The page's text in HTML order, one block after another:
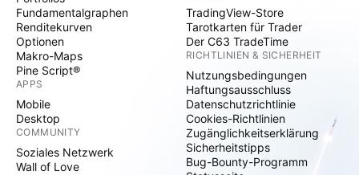
Fundamentalgraphen
Renditekurven
Optionen
Makro-Maps
Pine Script®
APPS
Mobile
Desktop
COMMUNITY
Soziales Netzwerk
Wall of Love
TradingView-Store
Tarotkarten für Trader
Der C63 TradeTime
RICHTLINIEN & SICHERHEIT
Nutzungsbedingungen
Haftungsausschluss
Datenschutzrichtlinie
Cookies-Richtlinien
Zugänglichkeitserklärung
Sicherheitstipps
Bug-Bounty-Programm